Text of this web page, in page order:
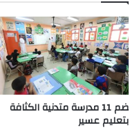
ضم 11 مدرسة متدنية الكثافة
بتعليم عسير